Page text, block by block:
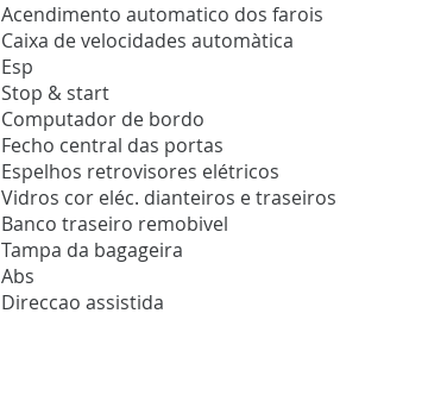
Acendimento automatico dos farois
Caixa de velocidades automàtica
Esp
Stop & start
Computador de bordo
Fecho central das portas
Espelhos retrovisores elétricos
Vidros cor eléc. dianteiros e traseiros
Banco traseiro remobivel
Tampa da bagageira
Abs
Direccao assistida